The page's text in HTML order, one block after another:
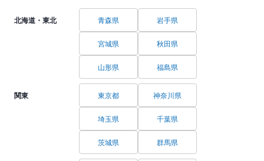
北海道・東北 青森県 岩手県
宮城県 秋田県
山形県 福島県
関東 東京都 神奈川県
埼玉県 千葉県
茨城県 群馬県